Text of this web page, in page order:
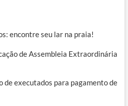
encontre seu lar na praia!
de Assembleia Extraordinária
de executados para pagamento de